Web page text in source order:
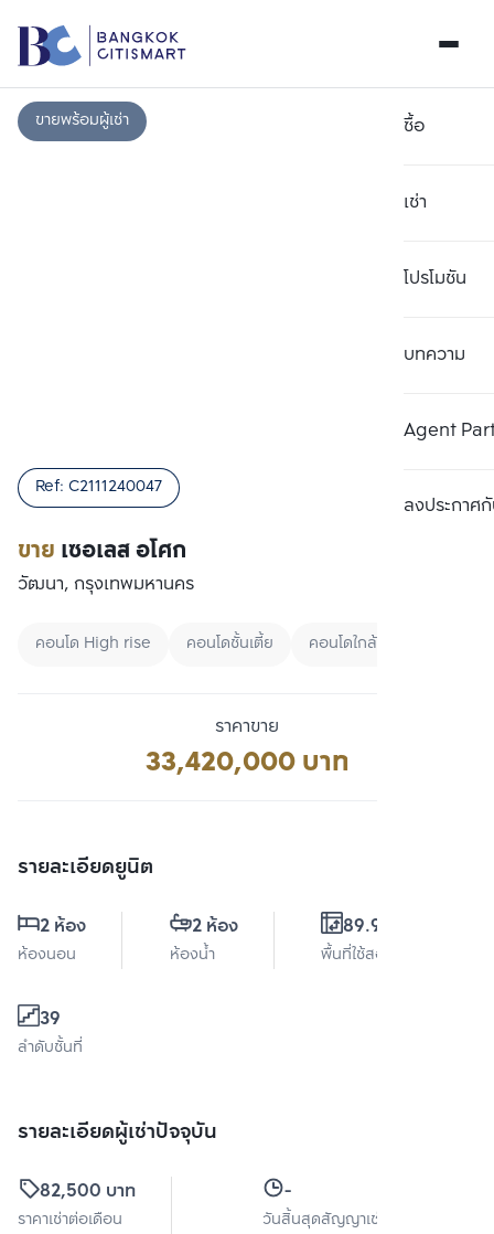
ซื้อ
เช่า
โปรโมชัน
บทความ
Agent
ลงประกาศกั
ขายพร้อมผู้เช่า
ขาย เซอเลส อโศก
Ref: C2111240047
วัฒนา, กรุงเทพมหานคร
คอนโด High rise คอนโดชั้นเตี้ย คอนโดใกล้สวน
ราคาขาย
33,420,000 บาท
รายละเอียดยูนิต
2 ห้อง
ห้องนอน
2 ห้อง
ห้องน้ำ
89.93 ตร.ม.
พื้นที่ใช้สอย
39
ลำดับชั้นที่
รายละเอียดผู้เช่าปัจจุบัน
82,500 บาท
ราคาเช่าต่อเดือน
-
วันสิ้นสุดสัญญาเช่า
เปรียบเทียบ